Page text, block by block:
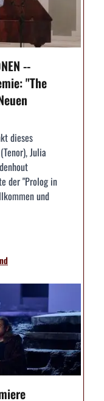
--
"The
dieses
Julia
der "Prolog in
und